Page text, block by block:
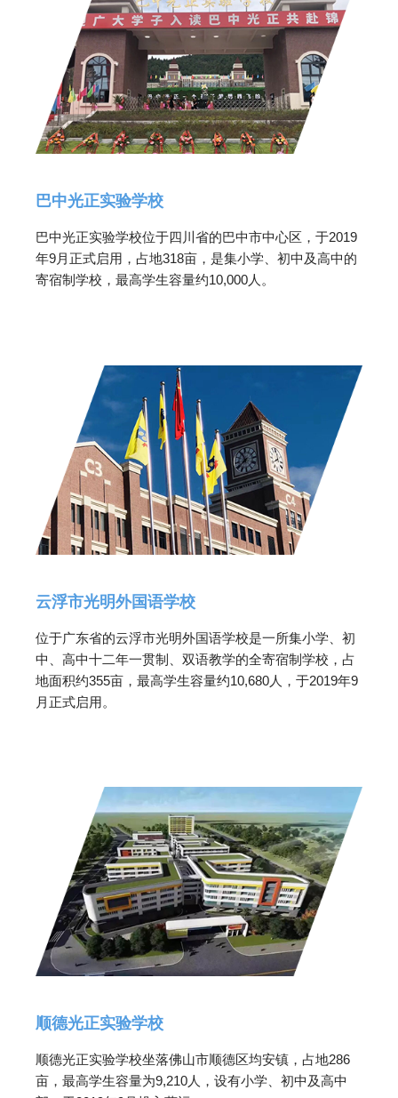
巴中光正实验学校
巴中光正实验学校位于四川省的巴中市中心区，于2019
年9月正式启用，占地318亩，是集小学、初中及高中的
寄宿制学校，最高学生容量约10,000人。
云浮市光明外国语学校
位于广东省的云浮市光明外国语学校是一所集小学、初
中、高中十二年一贯制、双语教学的全寄宿制学校，占
地面积约355亩，最高学生容量约10,680人，于2019年9
月正式启用。
顺德光正实验学校
顺德光正实验学校坐落佛山市顺德区均安镇，占地286
亩，最高学生容量为9,210人，设有小学、初中及高中